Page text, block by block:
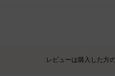
レビューは購入した方